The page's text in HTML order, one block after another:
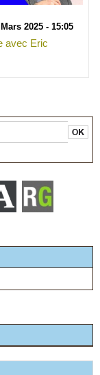
2025 - 15:05
avec Eric